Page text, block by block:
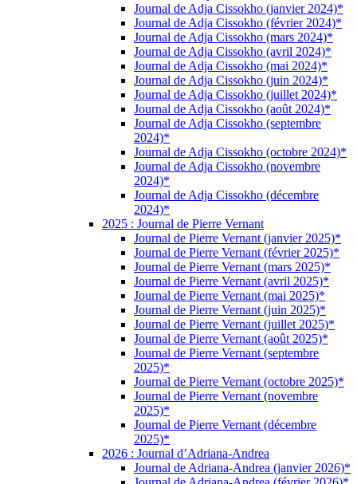
Journal de Adja Cissokho (janvier 2024)*
Journal de Adja Cissokho (février 2024)*
Journal de Adja Cissokho (mars 2024)*
Journal de Adja Cissokho (avril 2024)*
Journal de Adja Cissokho (mai 2024)*
Journal de Adja Cissokho (juin 2024)*
Journal de Adja Cissokho (juillet 2024)*
Journal de Adja Cissokho (août 2024)*
Journal de Adja Cissokho (septembre
2024)*
Journal de Adja Cissokho (octobre 2024)*
Journal de Adja Cissokho (novembre
2024)*
Journal de Adja Cissokho (décembre
2024)*
2025 : Journal de Pierre Vernant
Journal de Pierre Vernant (janvier 2025)*
Journal de Pierre Vernant (février 2025)*
Journal de Pierre Vernant (mars 2025)*
Journal de Pierre Vernant (avril 2025)*
Journal de Pierre Vernant (mai 2025)*
Journal de Pierre Vernant (juin 2025)*
Journal de Pierre Vernant (juillet 2025)*
Journal de Pierre Vernant (août 2025)*
Journal de Pierre Vernant (septembre
2025)*
Journal de Pierre Vernant (octobre 2025)*
Journal de Pierre Vernant (novembre
2025)*
Journal de Pierre Vernant (décembre
2025)*
2026 : Journal d’Adriana-Andrea
Journal de Adriana-Andrea (janvier 2026)*